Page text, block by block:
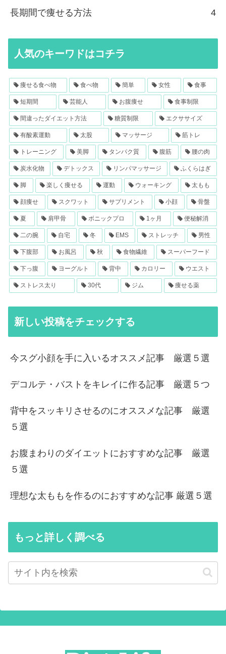
長期間で痩せる方法 4
人気のキーワドはコチラ
痩せる食べ物 食べ物 簡単 女性 食事
短期間 芸能人 お腹痩せ 食事制限
間違ったダイエット方法 糖質制限 エクササイズ
有酸素運動 太股 マッサージ 筋トレ
トレーニング 美脚 タンパク質 腹筋 腰の肉
炭水化物 デトックス リンパマッサージ ふくらはぎ
脚 楽しく痩せる 運動 ウォーキング 太もも
顔痩せ スクワット サプリメント 小顔 骨盤
夏 肩甲骨 ボニックプロ 1ヶ月 便秘解消
二の腕 自宅 冬 EMS ストレッチ 男性
下腹部 お風呂 秋 食物繊維 スーパーフード
下っ腹 ヨーグルト 背中 カロリー ウエスト
ストレス太り 30代 ジム 痩せる薬
新しい投稿をチェックする
今スグ小顔を手に入いるオススメ記事 厳選５選
デコルテ・バストをキレイに作る記事 厳選５つ
背中をスッキリさせるのにオススメな記事 厳選
５選
お腹まわりのダイエットにおすすめな記事 厳選
５選
理想な太ももを作るのにおすすめな記事 厳選５選
もっと詳しく調べる